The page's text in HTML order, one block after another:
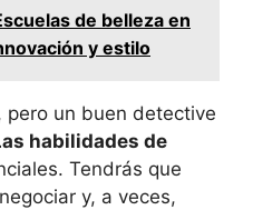
de belleza en
y estilo
un buen detective
habilidades de
Tendrás que
y, a veces,